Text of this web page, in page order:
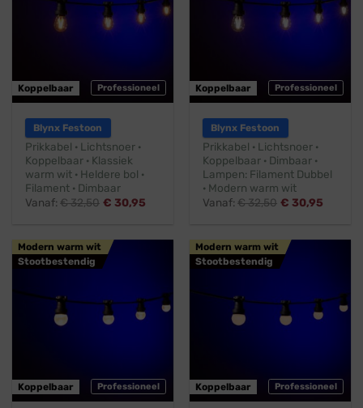
Professioneel
Koppelbaar
Blynx Festoon
Prikkabel · Lichtsnoer ·
Koppelbaar · Klassiek
warm wit · Heldere bol ·
Filament · Dimbaar
Vanaf:€32,50 € 30,95
Professioneel
Koppelbaar
Blynx Festoon
Prikkabel · Lichtsnoer ·
Koppelbaar · Dimbaar ·
Lampen: Filament Dubbel
· Modern warm wit
Vanaf:€32,50 € 30,95
Professioneel
Modern warm wit
Stootbestendig
Koppelbaar Professioneel
Modern warm wit
Stootbestendig
Koppelbaar